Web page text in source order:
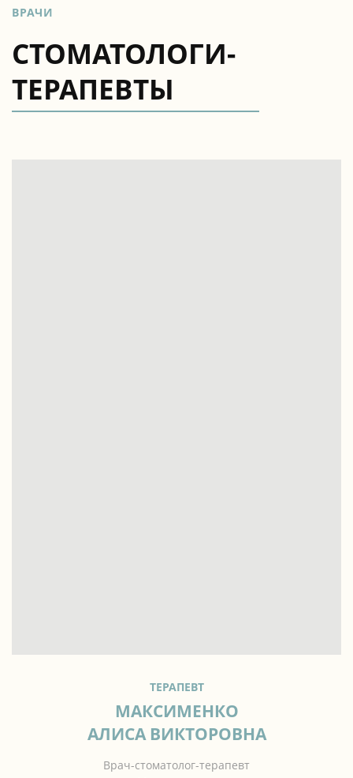
ВРАЧИ
СТОМАТОЛОГИ-
ТЕРАПЕВТЫ
ТЕРАПЕВТ
МАКСИМЕНКО
АЛИСА ВИКТОРОВНА
Врач-стоматолог-терапевт